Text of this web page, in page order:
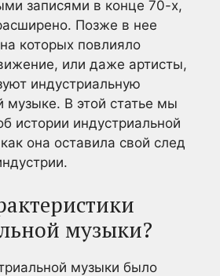
записями в конце 70-х,
Позже в нее
которых повлияло
или даже артисты,
индустриальную
музыке. В этой статье мы
истории индустриальной
она оставила свой след
музыки?
музыки было